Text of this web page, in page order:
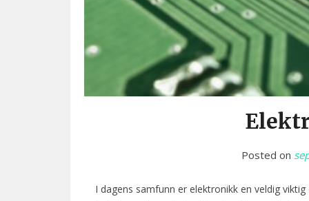
Posted on
I dagens samfunn er elektronikk en veldig